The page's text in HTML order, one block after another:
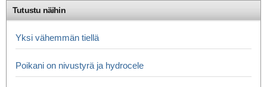
Tutustu näihin
Yksi vähemmän tiellä
Poikani on nivustyrä ja hydrocele